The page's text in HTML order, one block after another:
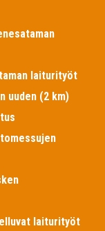
laiturityöt
uuden (2 km)
laiturityöt